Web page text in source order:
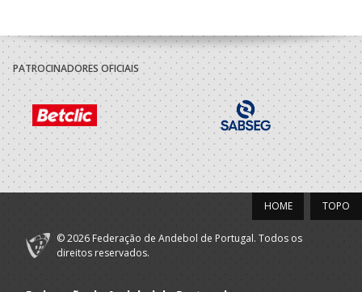
PATROCINADORES OFICIAIS
TOPO
HOME
© 2026 Federação de Andebol de Portugal. Todos os
direitos reservados.